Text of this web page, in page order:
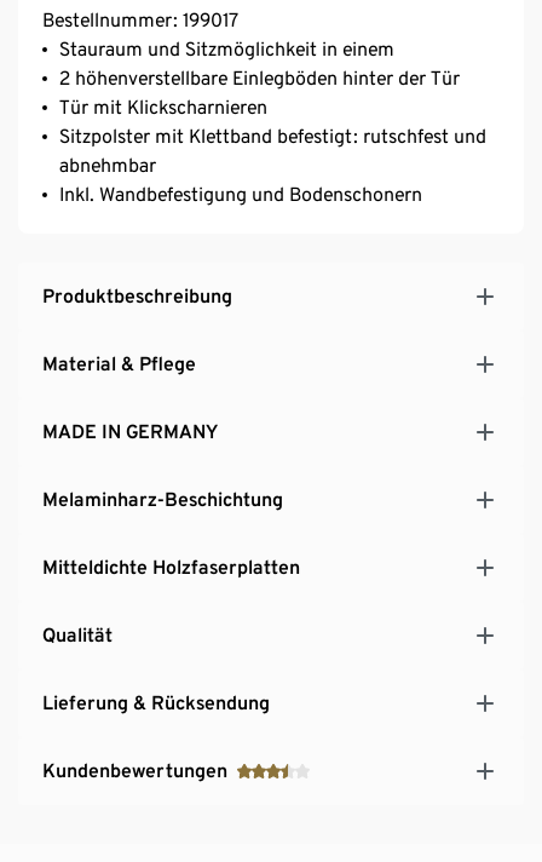
Bestellnummer: 199017
Stauraum und Sitzmöglichkeit in einem
2 höhenverstellbare Einlegböden hinter der Tür
Tür mit Klickscharnieren
Sitzpolster mit Klettband befestigt: rutschfest und
abnehmbar
Inkl. Wandbefestigung und Bodenschonern
Produktbeschreibung
Material & Pflege
MADE IN GERMANY
Melaminharz-Beschichtung
Mitteldichte Holzfaserplatten
Qualität
Lieferung & Rücksendung
Kundenbewertungen